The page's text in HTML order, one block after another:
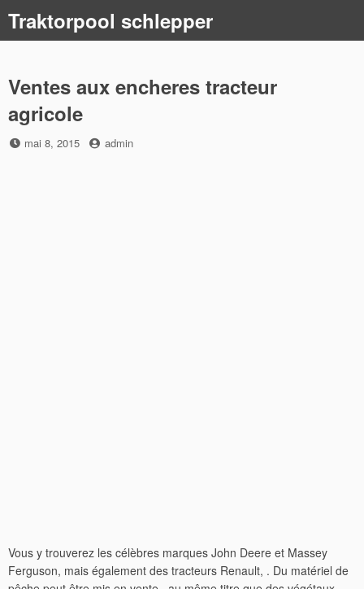
content
Traktorpool schlepper
Ventes aux encheres tracteur
agricole
Posted
mai 8, 2015 by
admin
Vous y trouverez les célèbres marques John Deere et Massey
Ferguson, mais également des tracteurs Renault, . Du matériel de